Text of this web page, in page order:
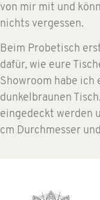
von mir mit und
nichts vergessen.
Beim Probetisch
dafür, wie eure
Showroom habe ich
dunkelbraunen
eingedeckt werden
cm Durchmesser